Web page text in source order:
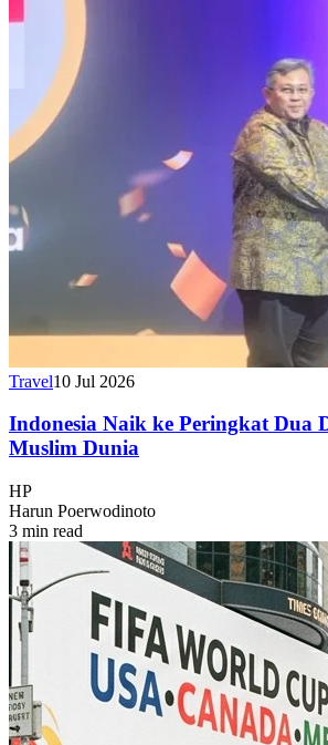
Travel10 Jul 2026
Indonesia Naik ke Peringkat Dua
Muslim Dunia
HP
Harun Poerwodinoto
3 min read